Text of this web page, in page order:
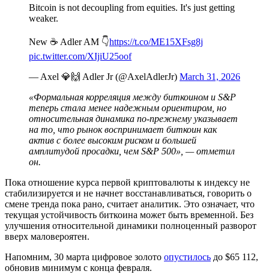
Bitcoin is not decoupling from equities. It's just getting
weaker.
New ☕️ Adler AM 👇https://t.co/ME15XFsg8j
pic.twitter.com/XIjiU25oof
— Axel 💎🙌 Adler Jr (@AxelAdlerJr) March 31, 2026
«Формальная корреляция между биткоином и S&P
теперь стала менее надежным ориентиром, но
относительная динамика по‑прежнему указывает
на то, что рынок воспринимает биткоин как
актив с более высоким риском и большей
амплитудой просадки, чем S&P 500», — отметил
он.
Пока отношение курса первой криптовалюты к индексу не
стабилизируется и не начнет восстанавливаться, говорить о
смене тренда пока рано, считает аналитик. Это означает, что
текущая устойчивость биткоина может быть временной. Без
улучшения относительной динамики полноценный разворот
вверх маловероятен.
Напомним, 30 марта цифровое золото опустилось до $65 112,
обновив минимум с конца февраля.